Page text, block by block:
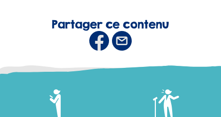
Partager ce contenu